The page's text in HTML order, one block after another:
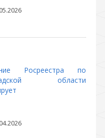
Росреестра по
области